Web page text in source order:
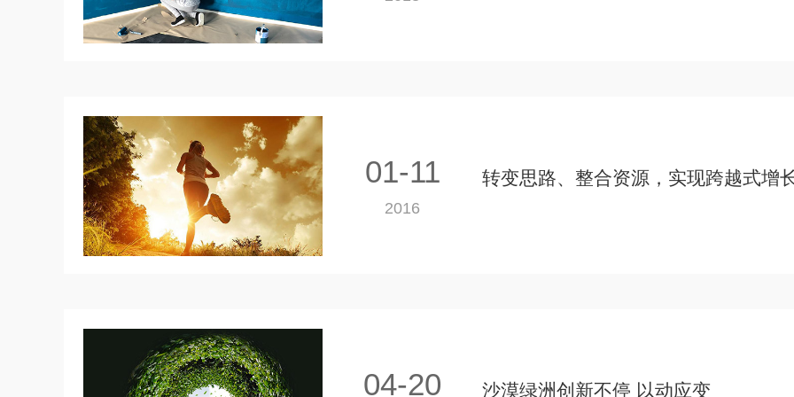
01-11
2016
转变思路、整合资源，实现跨越式增
04-20 沙漠绿洲创新不停 以动应变